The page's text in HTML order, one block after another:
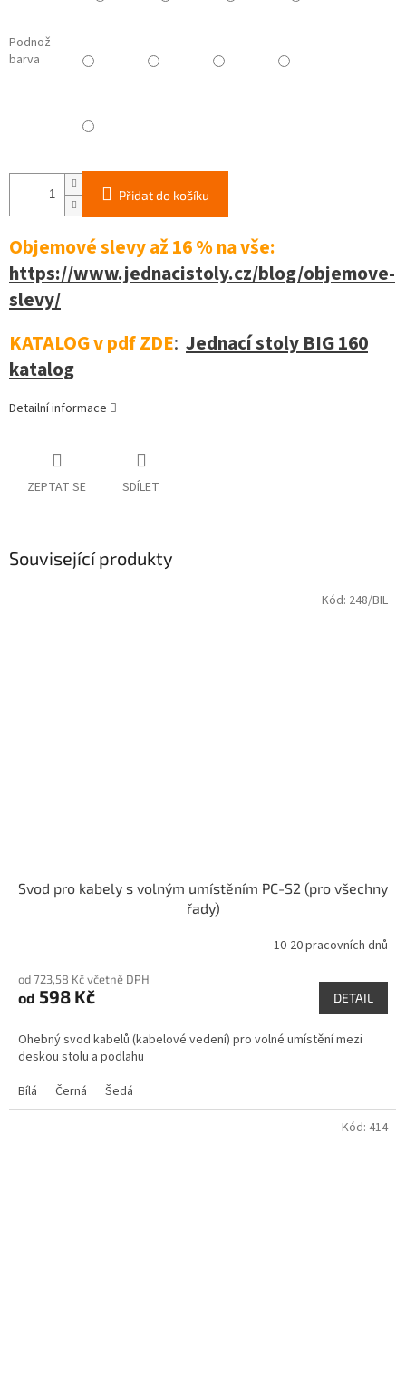
Podnož
barva
Přidat do košíku
Objemové slevy až 16 %na vše:
https://www.jednacistoly.cz/blog/objemove-
slevy/
KATALOG v pdf ZDE: Jednací stoly BIG 160
katalog
Detailní informace
ZEPTAT SE SDÍLET
Související produkty
Svod pro kabely s volným umístěním PC-S2 (pro všechny
řady)
10-20 pracovních dnů
od 723,58 Kč včetně DPH
od 598 Kč DETAIL
Ohebný svod kabelů (kabelové vedení) pro volné umístění mezi
deskou stolu a podlahu
Bílá
Černá Šedá
Kód: 248/BIL
Kód: 414